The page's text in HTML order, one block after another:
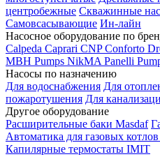
центробежные Скважинные
Самовсасывающие Ин-лайн
Насосное оборудование по
Calpeda Caprari CNP Conforto
MBH Pumps NikMA Panelli
Насосы по назначению
Для водоснабжения Для
пожаротушения Для
Другое оборудование
Расширительные баки Masdaf
Автоматика для газовых
Капилярные термостаты IMIT